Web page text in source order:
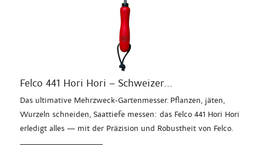
Felco 441 Hori Hori – Schweizer...
Das ultimative Mehrzweck-Gartenmesser. Pflanzen, jäten,
Wurzeln schneiden, Saattiefe messen: das Felco 441 Hori Hori
erledigt alles — mit der Präzision und Robustheit von Felco.